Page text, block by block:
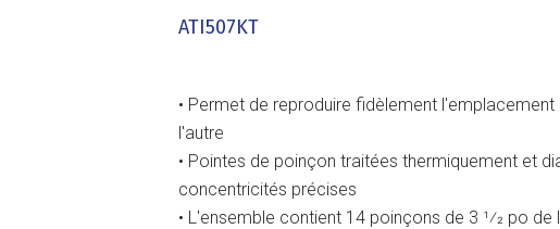
ATI507KT
• Permet de reproduire fidèlement l'emplacement
l'autre
• Pointes de poinçon traitées thermiquement et
concentricités précises
• L'ensemble contient 14 poinçons de 3 1⁄2 po de